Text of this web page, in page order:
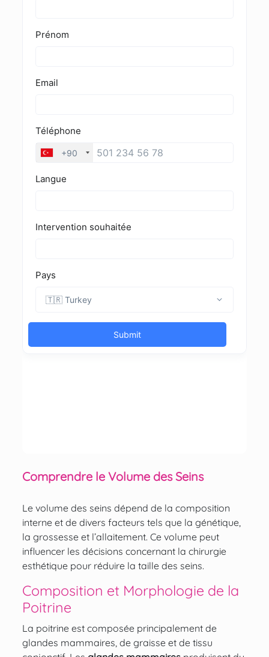
Comprendre le Volume des Seins
Le volume des seins dépend de la composition
interne et de divers facteurs tels que la génétique,
la grossesse et l’allaitement. Ce volume peut
influencer les décisions concernant la chirurgie
esthétique pour réduire la taille des seins.
Composition et Morphologie de la
Poitrine
La poitrine est composée principalement de
glandes mammaires, de graisse et de tissu